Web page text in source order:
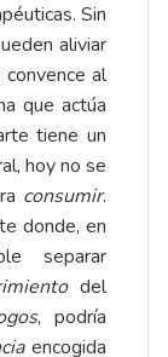
Sin
aliviar
al
que actúa
tiene un
hoy no se
consumir.
donde, en
separar
del
, podría
encogida